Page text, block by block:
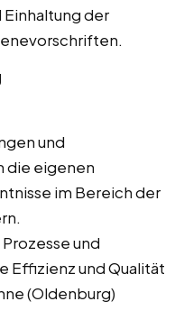
der
und
die eigenen
im Bereich der
und
Effizienz und Qualität
(Oldenburg)